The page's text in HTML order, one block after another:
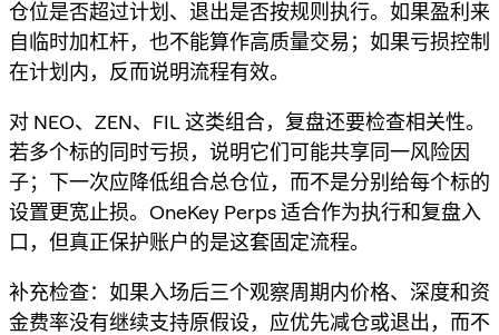
仓位是否超过计划、退出是否按规则执行。如果盈利来
自临时加杠杆，也不能算作高质量交易；如果亏损控制
在计划内，反而说明流程有效。
对 NEO、ZEN、FIL 这类组合，复盘还要检查相关性。
若多个标的同时亏损，说明它们可能共享同一风险因
子；下一次应降低组合总仓位，而不是分别给每个标的
设置更宽止损。OneKey Perps 适合作为执行和复盘入
口，但真正保护账户的是这套固定流程。
补充检查：如果入场后三个观察周期内价格、深度和资
金费率没有继续支持原假设，应优先减仓或退出，而不